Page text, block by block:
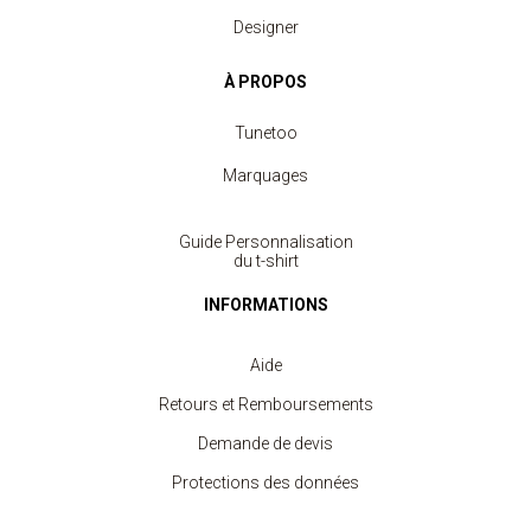
Designer
À PROPOS
Tunetoo
Marquages
Guide Personnalisation
du t-shirt
INFORMATIONS
Aide
Retours et Remboursements
Demande de devis
Protections des données